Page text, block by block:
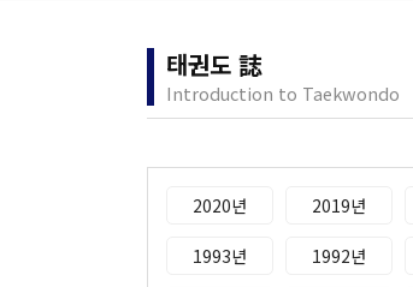
태권도 誌
Introduction to Taekwondo
2020년 2019년
1993년 1992년